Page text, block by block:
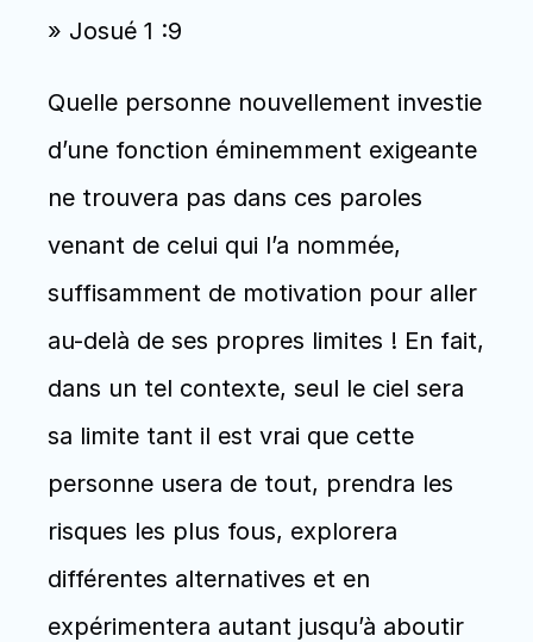
» Josué 1 :9
Quelle personne nouvellement investie
d’une fonction éminemment exigeante
ne trouvera pas dans ces paroles
venant de celui qui l’a nommée,
suffisamment de motivation pour aller
au-delà de ses propres limites ! En fait,
dans un tel contexte, seul le ciel sera
sa limite tant il est vrai que cette
personne usera de tout, prendra les
risques les plus fous, explorera
différentes alternatives et en
expérimentera autant jusqu’à aboutir